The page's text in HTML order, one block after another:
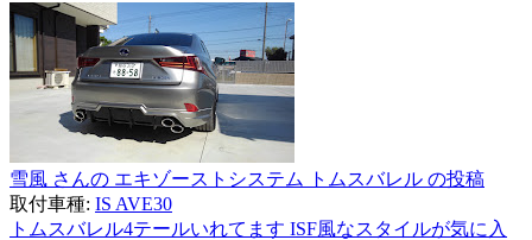
雪風 さんの エキゾーストシステム トムスバレル の投稿
取付車種: IS AVE30
トムスバレル4テールいれてます ISF風なスタイルが気に入